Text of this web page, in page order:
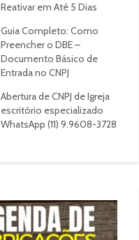
Reativar em Até 5 Dias
Guia Completo: Como
Preencher o DBE –
Documento Básico de
Entrada no CNPJ
Abertura de CNPJ de Igreja
escritório especializado
WhatsApp (11) 9.9608-3728